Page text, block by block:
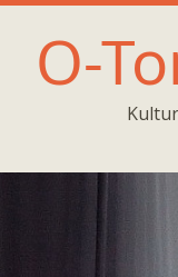
O-